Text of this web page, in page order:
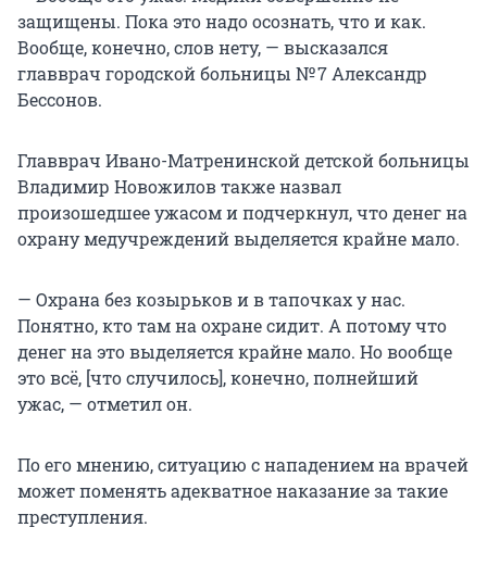
защищены. Пока это надо осознать, что и как.
Вообще, конечно, слов нету, — высказался
главврач городской больницы № 7 Александр
Бессонов.
Главврач Ивано-Матренинской детской больницы
Владимир Новожилов также назвал
произошедшее ужасом и подчеркнул, что денег на
охрану медучреждений выделяется крайне мало.
— Охрана без козырьков и в тапочках у нас.
Понятно, кто там на охране сидит. А потому что
денег на это выделяется крайне мало. Но вообще
это всё, [что случилось], конечно, полнейший
ужас, — отметил он.
По его мнению, ситуацию с нападением на врачей
может поменять адекватное наказание за такие
преступления.